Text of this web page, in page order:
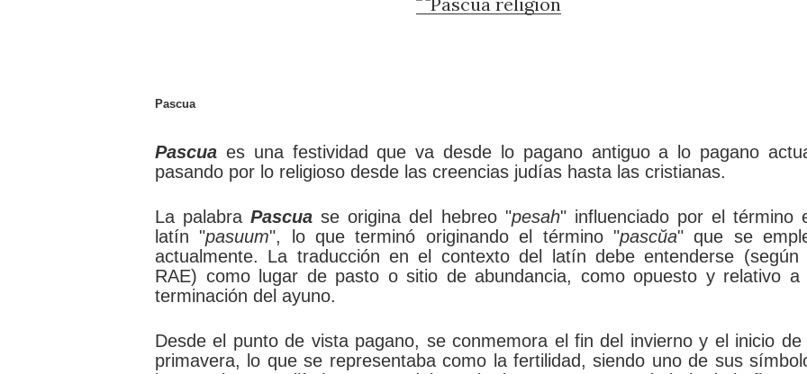
Pascua
Pascua es una festividad que va desde lo pagano antiguo a lo pagano
pasando por lo religioso desde las creencias judías hasta las cristianas.
La palabraPascua se origina del hebreo "pesah" influenciado por el término
latín "pasuum", lo que terminó originando el término "pascŭa" que se
actualmente. La traducción en el contexto del latín debe entenderse (según
RAE) como lugar de pasto o sitio de abundancia, como opuesto y relativo a
terminación del ayuno.
Desde el punto de vista pagano, se conmemora el fin del invierno y el inicio de
primavera, lo que se representaba como la fertilidad, siendo uno de sus